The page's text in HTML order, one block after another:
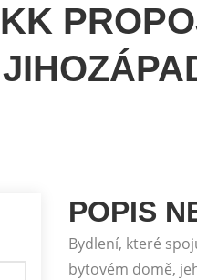
POPIS
Bydlení, které
bytovém domě,